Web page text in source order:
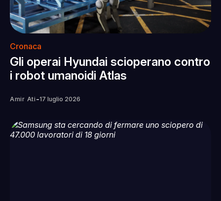
Cronaca
Gli operai Hyundai scioperano contro
i robot umanoidi Atlas
Amir Ati -17 luglio 2026